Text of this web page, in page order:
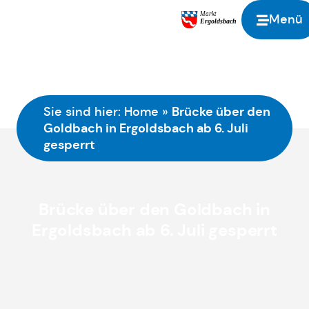
Menü
Sie sind hier: Home » Brücke über den
Goldbach in Ergoldsbach ab 6. Juli
gesperrt